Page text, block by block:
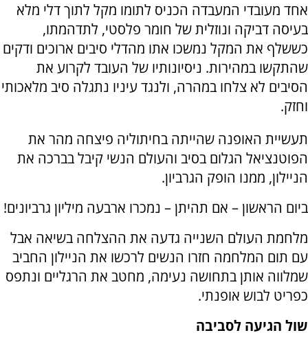
אחד מעובדי המעבדה הכניס לתומו מקל לתוך דלי מלא
בעיסה דביקה ונוזלית של חומר פלסטי, לתדהמתו,
כששלף את המקל נמשכו אתו מהדלי סיבים ארוכים ודקים
שהתקשו במהירות. ניסיונותיו של העובד לקרוע את
הסיבים לא צלחו במהרה, ולנגד עיניו נתגלה סיב מלאכותי
וחזק.
תעשיית האופנה שהייתה בחיתוליה פיצחה מהר את
הפוטנציאל הגלום בסיב והעולם הנשי קיבל בברכה את
הניילון, ממנו הופק הגרביון.
ביום הראשון – אם תהיתן – נמכרו ארבעה מיליון גרביונים!
מלחמת העולם השנייה גדעה את ההצלחה בשיאה אבל
עם תום המלחמה חזרו הנשים לרכשו את הניילון החביב
שמלווה אותן בתחושה נעימה, מחטב את הרגליים ונתפס
כפריט לבוש אופנתי.
שול הגיעה לסביבה